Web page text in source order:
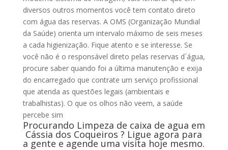
diversos outros momentos você tem contato direto
com água das reservas. A OMS (Organização Mundial
da Saúde) orienta um intervalo máximo de seis meses
a cada higienização. Fique atento e se interesse. Se
você não é o responsável direto pelas reservas d´água,
procure saber quando foi a última manutenção e exija
do encarregado que contrate um serviço profissional
que atenda as questões legais (ambientais e
trabalhistas). O que os olhos não veem, a saúde
percebe sim
Procurando Limpeza de caixa de agua em
Cássia dos Coqueiros ? Ligue agora para
a gente e agende uma visita hoje mesmo.